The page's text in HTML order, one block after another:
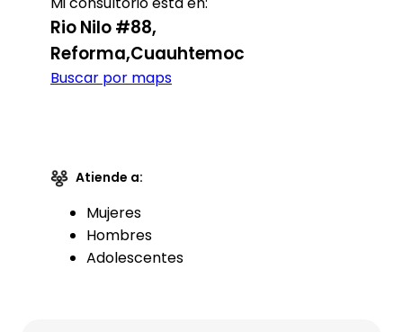
Rio Nilo #88,
Reforma,Cuauhtemoc
Buscar por maps
Atiende a:
Mujeres
Hombres
Adolescentes